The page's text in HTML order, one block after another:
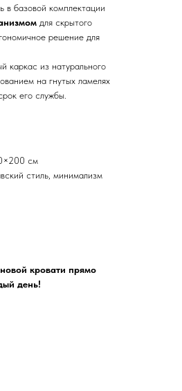
в базовой комплектации
для скрытого
решение для
каркас из натурального
на гнутых ламелях
его службы.
см
стиль, минимализм
кровати прямо
день!